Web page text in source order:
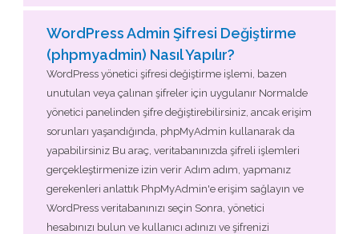
WordPress Admin Şifresi Değiştirme
(phpmyadmin) Nasıl Yapılır?
WordPress yönetici şifresi değiştirme işlemi, bazen
unutulan veya çalınan şifreler için uygulanır Normalde
yönetici panelinden şifre değiştirebilirsiniz, ancak erişim
sorunları yaşandığında, phpMyAdmin kullanarak da
yapabilirsiniz Bu araç, veritabanınızda şifreli işlemleri
gerçekleştirmenize izin verir Adım adım, yapmanız
gerekenleri anlattık PhpMyAdmin'e erişim sağlayın ve
WordPress veritabanınızı seçin Sonra, yönetici
hesabınızı bulun ve kullanıcı adınızı ve şifrenizi